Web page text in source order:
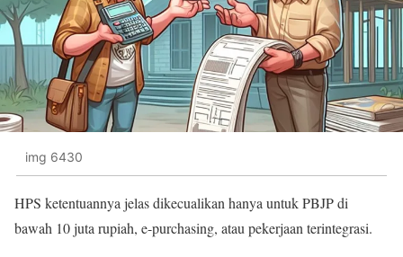
img 6430
HPS ketentuannya jelas dikecualikan hanya untuk PBJP di
bawah 10 juta rupiah, e-purchasing, atau pekerjaan terintegrasi.